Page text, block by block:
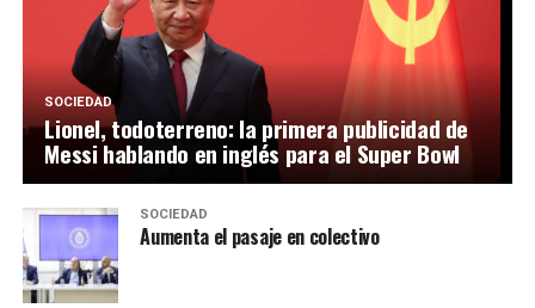
SOCIEDAD
Lionel, todoterreno: la primera publicidad de
Messi hablando en inglés para el Super Bowl
SOCIEDAD
Aumenta el pasaje en colectivo